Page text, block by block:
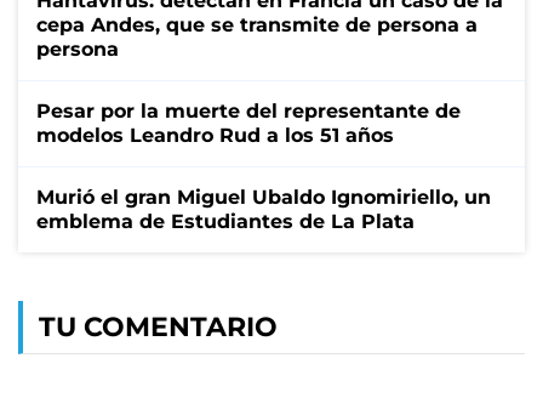
cepa Andes, que se transmite de persona a
persona
Pesar por la muerte del representante de
modelos Leandro Rud a los 51 años
Murió el gran Miguel Ubaldo Ignomiriello, un
emblema de Estudiantes de La Plata
TU COMENTARIO